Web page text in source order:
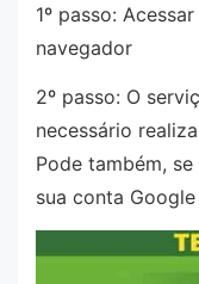
1º passo:
navegador
2º passo: O
necessário
Pode também,
sua conta